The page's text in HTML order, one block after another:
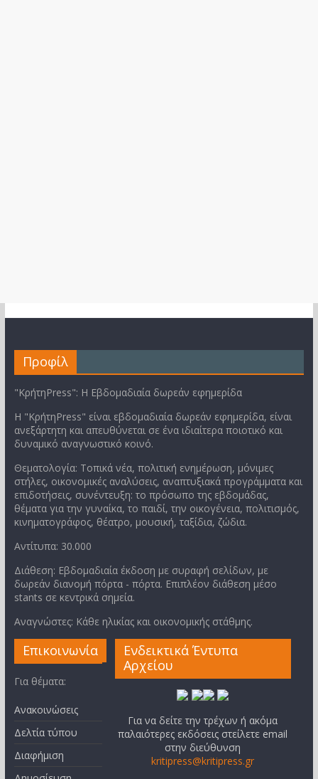
Προφίλ
"ΚρήτηPress": Η Εβδομαδιαία δωρεάν εφημερίδα
Η "ΚρήτηPress" είναι εβδομαδιαία δωρεάν εφημερίδα, είναι
ανεξάρτητη και απευθύνεται σε ένα ιδιαίτερα ποιοτικό και
δυναμικό αναγνωστικό κοινό.
Θεματολογία: Τοπικά νέα, πολιτική ενημέρωση, μόνιμες
στήλες, οικονομικές αναλύσεις, αναπτυξιακά προγράμματα και
επιδοτήσεις, συνέντευξη: το πρόσωπο της εβδομάδας,
θέματα για την γυναίκα, το παιδί, την οικογένεια, πολιτισμός,
κινηματογράφος, θέατρο, μουσική, ταξίδια, ζώδια.
Αντίτυπα: 30.000
Διάθεση: Εβδομαδιαία έκδοση με συραφή σελίδων, με
δωρεάν διανομή πόρτα - πόρτα. Επιπλέον διάθεση μέσο
stants σε κεντρικά σημεία.
Αναγνώστες: Κάθε ηλικίας και οικονομικής στάθμης.
Επικοινωνία
Για θέματα:
Ανακοινώσεις
Δελτία τύπου
Διαφήμιση
Ενδεικτικά Έντυπα
Αρχείου
Για να δείτε την τρέχων ή ακόμα
παλαιότερες εκδόσεις στείλετε email
στην διεύθυνση
kritipress@kritipress.gr